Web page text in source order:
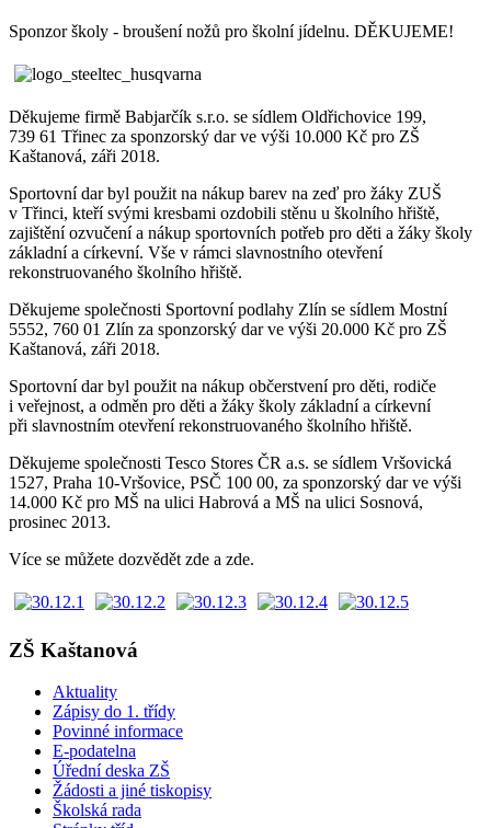
Sponzor školy - broušení nožů pro školní jídelnu. DĚKUJEME!
Děkujeme firmě Babjarčík s.r.o. se sídlem Oldřichovice 199,
739 61 Třinec za sponzorský dar ve výši 10.000 Kč pro ZŠ
Kaštanová, záři 2018.
Sportovní dar byl použit na nákup barev na zeď pro žáky ZUŠ
v Třinci, kteří svými kresbami ozdobili stěnu u školního hřiště,
zajištění ozvučení a nákup sportovních potřeb pro děti a žáky školy
základní a církevní. Vše v rámci slavnostního otevření
rekonstruovaného školního hřiště.
Děkujeme společnosti Sportovní podlahy Zlín se sídlem Mostní
5552, 760 01 Zlín za sponzorský dar ve výši 20.000 Kč pro ZŠ
Kaštanová, záři 2018.
Sportovní dar byl použit na nákup občerstvení pro děti, rodiče
i veřejnost, a odměn pro děti a žáky školy základní a církevní
při slavnostním otevření rekonstruovaného školního hřiště.
Děkujeme společnosti Tesco Stores ČR a.s. se sídlem Vršovická
1527, Praha 10-Vršovice, PSČ 100 00, za sponzorský dar ve výši
14.000 Kč pro MŠ na ulici Habrová a MŠ na ulici Sosnová,
prosinec 2013.
Více se můžete dozvědět zde a zde.
ZŠ Kaštanová
Aktuality
Zápisy do 1. třídy
Povinné informace
E-podatelna
Úřední deska ZŠ
Žádosti a jiné tiskopisy
Školská rada